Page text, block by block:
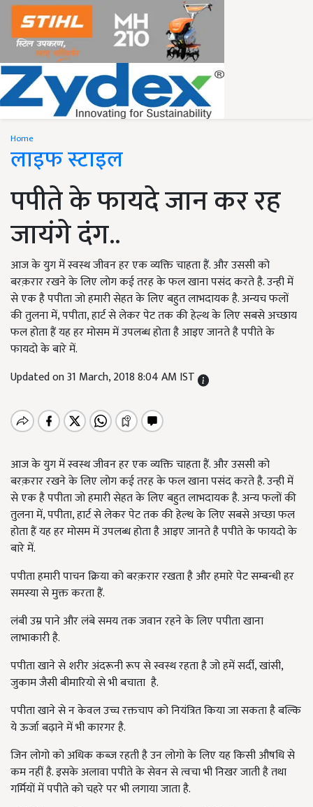
Home
लाइफ स्टाइल
पपीते के फायदे जान कर रह
जायंगे दंग..
आज के युग में स्वस्थ जीवन हर एक व्यक्ति चाहता हैं. और उससी को
बरक़रार रखने के लिए लोग कई तरह के फल खाना पसंद करते है. उन्ही में
से एक है पपीता जो हमारी सेहत के लिए बहुत लाभदायक है. अन्यच फलों
की तुलना में, पपीता, हार्ट से लेकर पेट तक की हेल्थ के लिए सबसे अच्छाय
फल होता हैं यह हर मोसम में उपलब्ध होता है आइए जानते है पपीते के
फायदो के बारे में.
Updated on 31 March, 2018 8:04 AM IST
आज के युग में स्वस्थ जीवन हर एक व्यक्ति चाहता हैं. और उससी को
बरक़रार रखने के लिए लोग कई तरह के फल खाना पसंद करते है. उन्ही में
से एक है पपीता जो हमारी सेहत के लिए बहुत लाभदायक है. अन्‍य फलों की
तुलना में,पपीता,हार्ट से लेकर पेट तक की हेल्‍थ के लिए सबसे अच्‍छा फल
होता हैं यह हर मोसम में उपलब्ध होता है आइए जानते है पपीते के फायदो के
बारे में.
पपीता हमारी पाचन क्रिया को बरक़रार रखता है और हमारे पेट सम्बन्धी हर
समस्या से मुक्त करता हैं.
लंबी उम्र पाने और लंबे समय तक जवान रहने के लिए पपीता खाना
लाभाकारी है.
पपीता खाने से शरीर अंदरूनी रूप से स्वस्थ रहता है जो हमें सर्दी,खांसी,
जुकाम जैसी बीमारियो से भी बचाता है.
पपीता खाने से न केवल उच्च रक्तचाप को नियंत्रित किया जा सकता है बल्कि
ये ऊर्जा बढ़ाने में भी कारगर है.
जिन लोगो को अधिक कब्ज़ रहती है उन लोगो के लिए यह किसी औषधि से
कम नहीं है. इसके अलावा पपीते के सेवन से त्वचा भी निखर जाती है तथा
गर्मियों में पपीते को चहरे पर भी लगाया जाता है.